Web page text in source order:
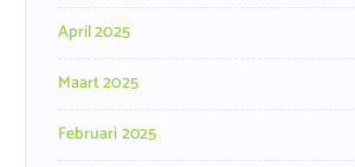
April 2025
Maart 2025
Februari 2025